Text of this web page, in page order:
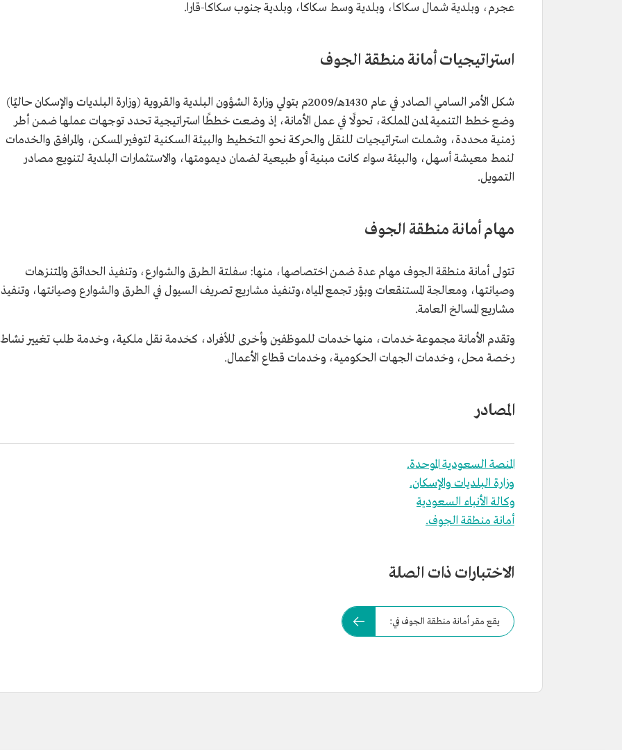
عجرم، وبلدية شمال سكاكا، وبلدية وسط سكاكا، وبلدية جنوب سكاكا-قارا.
استراتيجيات أمانة منطقة الجوف
شكل الأمر السامي الصادر في عام 1430هـ/2009م بتولي وزارة الشؤون البلدية والقروية (وزارة البلديات والإسكان حاليًا)
وضع خطط التنمية لمدن المملكة، تحولًا في عمل الأمانة، إذ وضعت خططًا استراتيجية تحدد توجهات عملها ضمن أطر
زمنية محددة، وشملت استراتيجيات للنقل والحركة نحو التخطيط والبيئة السكنية لتوفير المسكن، والمرافق والخدمات
لنمط معيشة أسهل، والبيئة سواء كانت مبنية أو طبيعية لضمان ديمومتها، والاستثمارات البلدية لتنويع مصادر
التمويل.
مهام أمانة منطقة الجوف
تتولى أمانة منطقة الجوف مهام عدة ضمن اختصاصها، منها: سفلتة الطرق والشوارع، وتنفيذ الحدائق والمتنزهات
وصيانتها، ومعالجة المستنقعات وبؤر تجمع المياه،وتنفيذ مشاريع تصريف السيول في الطرق والشوارع وصيانتها، وتنفيذ
مشاريع المسالخ العامة.
وتقدم الأمانة مجموعة خدمات، منها خدمات للموظفين وأخرى للأفراد، كخدمة نقل ملكية، وخدمة طلب تغيير نشاط
رخصة محل، وخدمات الجهات الحكومية، وخدمات قطاع الأعمال.
المصادر
المنصة السعودية الموحدة.
وزارة البلديات والإسكان.
وكالة الأنباء السعودية
أمانة منطقة الجوف.
الاختبارات ذات الصلة
يقع مقر أمانة منطقة الجوف في: